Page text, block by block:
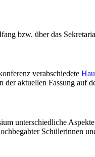
bzw. über das
verabschiedete
aktuellen Fassung auf
unterschiedliche
Schülerinnen